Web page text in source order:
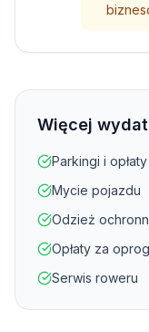
Więcej
Parkingi i opłaty
Mycie pojazdu
Odzież
Opłaty za
Serwis roweru